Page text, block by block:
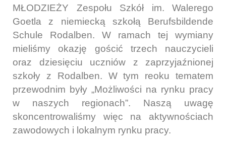
MŁODZIEŻY Zespołu Szkół im. Walerego
Goetla z niemiecką szkołą Berufsbildende
Schule Rodalben. W ramach tej wymiany
mieliśmy okazję gościć trzech nauczycieli
oraz dziesięciu uczniów z zaprzyjaźnionej
szkoły z Rodalben. W tym reoku tematem
przewodnim były „Możliwości na rynku pracy
w naszych regionach”. Naszą uwagę
skoncentrowaliśmy więc na aktywnościach
zawodowych i lokalnym rynku pracy.